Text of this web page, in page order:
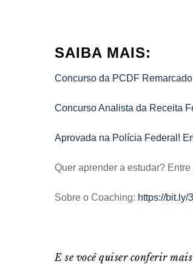
SAIBA MAIS:
Concurso da PCDF
Concurso Analista da Receita
Aprovada na Polícia Federal!
Quer aprender a estudar? Entre
Sobre o Coaching: https://bit.ly/
E se você quiser conferir mais